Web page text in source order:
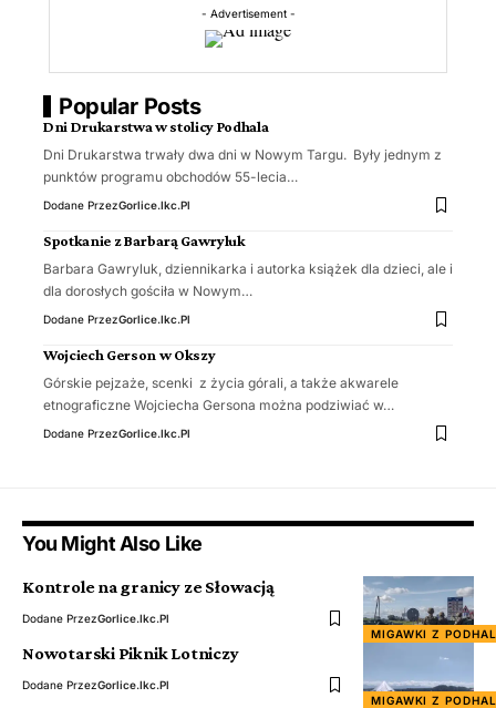
- Advertisement -
Popular Posts
Dni Drukarstwa w stolicy Podhala
Dni Drukarstwa trwały dwa dni w Nowym Targu. Były jednym z
punktów programu obchodów 55-lecia…
Dodane PrzezGorlice.ikc.pl
Spotkanie z Barbarą Gawryluk
Barbara Gawryluk, dziennikarka i autorka książek dla dzieci, ale i
dla dorosłych gościła w Nowym…
Dodane PrzezGorlice.ikc.pl
Wojciech Gerson w Okszy
Górskie pejzaże, scenki z życia górali, a także akwarele
etnograficzne Wojciecha Gersona można podziwiać w…
Dodane PrzezGorlice.ikc.pl
You Might Also Like
MIGAWKI Z
Kontrole na granicy ze Słowacją
Dodane PrzezGorlice.ikc.pl
MIGAWKI Z
Nowotarski Piknik Lotniczy
Dodane PrzezGorlice.ikc.pl